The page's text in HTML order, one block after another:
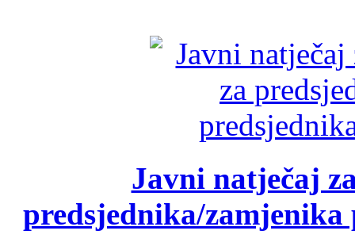
Javni natječaj
predsjednika/